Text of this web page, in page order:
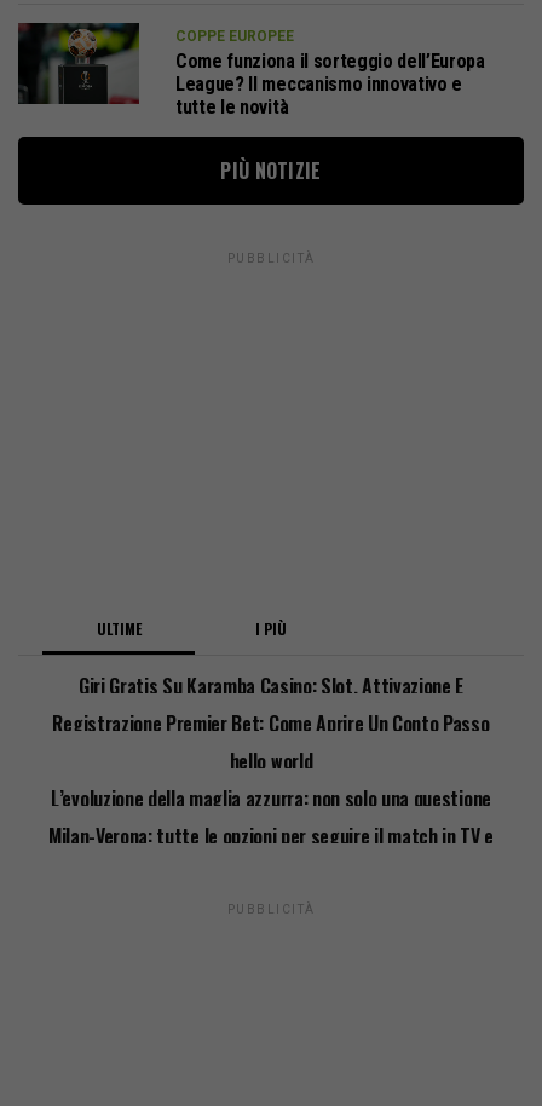
COPPE EUROPEE
Come funziona il sorteggio dell’Europa
League? Il meccanismo innovativo e
tutte le novità
PIÙ NOTIZIE
PUBBLICITÀ
ULTIME I PIÙ
Giri Gratis Su Karamba Casino: Slot, Attivazione E
Requisiti
Registrazione Premier Bet: Come Aprire Un Conto Passo
Passo
hello world
L’evoluzione della maglia azzurra: non solo una questione
di stile
Milan-Verona: tutte le opzioni per seguire il match in TV e
PUBBLICITÀ